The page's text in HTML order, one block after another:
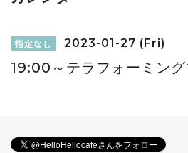
指定なし 2023-01-27 (Fri)
19:00～テラフォーミン